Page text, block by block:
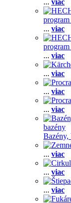
... viac
... viac
... viac
... viac
... viac
... viac
bazény
Bazény,
... viac
... viac
... viac